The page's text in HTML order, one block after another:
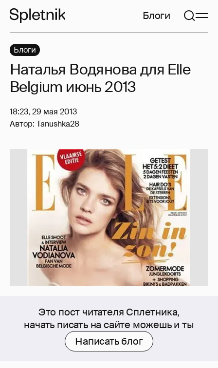
Блоги
Это пост читателя Сплетника,
начать писать на сайте можешь и ты
Написать блог
Блоги
Наталья Водянова для Elle
Belgium июнь 2013
18:23, 29 мая 2013
Автор: Tanushka28